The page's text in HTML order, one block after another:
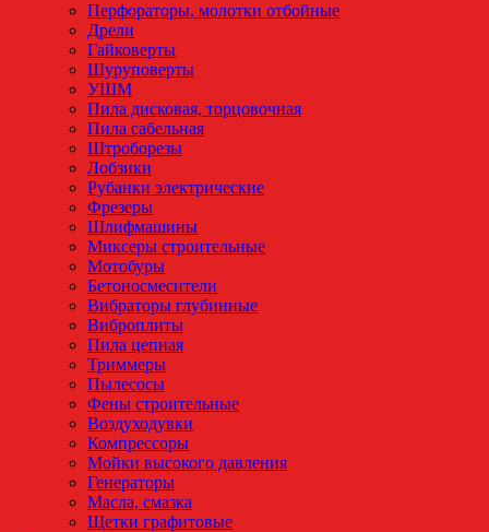
Перфораторы, молотки отбойные
Дрели
Гайковерты
Шуруповерты
УШМ
Пила дисковая, торцовочная
Пила сабельная
Штроборезы
Лобзики
Рубанки электрические
Фрезеры
Шлифмашины
Миксеры строительные
Мотобуры
Бетоносмесители
Вибраторы глубинные
Виброплиты
Пила цепная
Триммеры
Пылесосы
Фены строительные
Воздуходувки
Компрессоры
Мойки высокого давления
Генераторы
Масла, смазка
Щетки графитовые